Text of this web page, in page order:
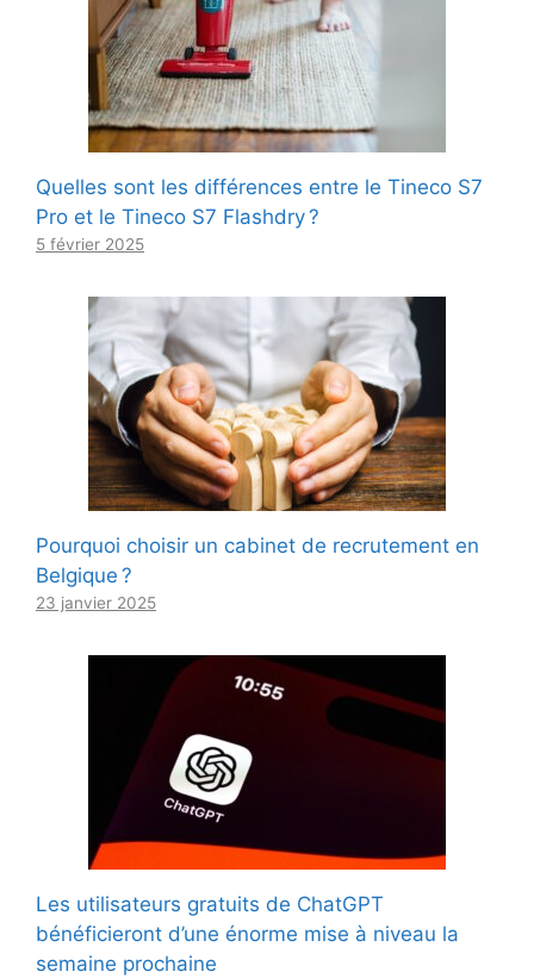
Quelles sont les différences entre le Tineco S7
Pro et le Tineco S7 Flashdry ?
5 février 2025
Pourquoi choisir un cabinet de recrutement en
Belgique ?
23 janvier 2025
Les utilisateurs gratuits de ChatGPT
bénéficieront d’une énorme mise à niveau la
semaine prochaine